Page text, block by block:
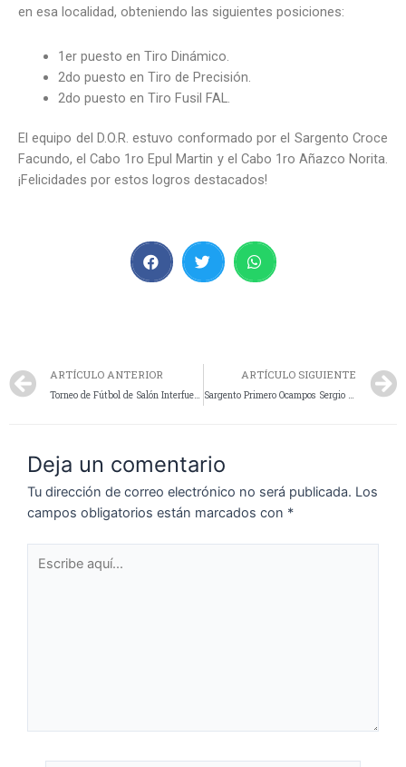
en esa localidad, obteniendo las siguientes posiciones:
1er puesto en Tiro Dinámico.
2do puesto en Tiro de Precisión.
2do puesto en Tiro Fusil FAL.
El equipo del D.O.R. estuvo conformado por el Sargento Croce
Facundo, el Cabo 1ro Epul Martin y el Cabo 1ro Añazco Norita.
¡Felicidades por estos logros destacados!
ARTÍCULO ANTERIOR
Torneo de Fútbol de Salón Interfuerzas en Perito Moreno: Caleta Olivia se Corona Campeón
ARTÍCULO SIGUIENTE
Sargento Primero Ocampos Sergio Destacado en Torneo de Tiro en Chubut
Deja un comentario
Tu dirección de correo electrónico no será publicada. Los
campos obligatorios están marcados con *